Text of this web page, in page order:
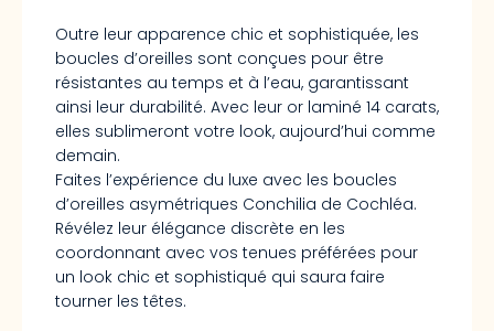
Outre leur apparence chic et sophistiquée, les
boucles d’oreilles sont conçues pour être
résistantes au temps et à l’eau, garantissant
ainsi leur durabilité. Avec leur or laminé 14 carats,
elles sublimeront votre look, aujourd’hui comme
demain.
Faites l’expérience du luxe avec les boucles
d’oreilles asymétriques Conchilia de Cochléa.
Révélez leur élégance discrète en les
coordonnant avec vos tenues préférées pour
un look chic et sophistiqué qui saura faire
tourner les têtes.